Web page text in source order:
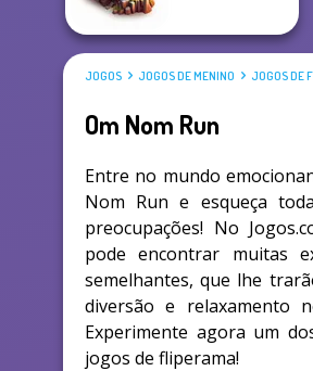
JOGOS JOGOS DE MENINO JOGOS DE
Om Nom Run
Entre no mundo
Nom Run e esqueça
preocupações! No
pode encontrar muitas
semelhantes, que lhe
diversão e relaxamento
Experimente agora um
jogos de fliperama!